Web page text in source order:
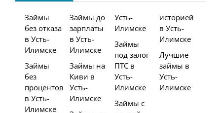
Займы
без отказа
в Усть-
Илимске
Займы
без
процентов
в Усть-
Илимске
Займы до
зарплаты
в Усть-
Илимске
Займы на
Киви в
Усть-
Илимске
Усть-
Илимске
Займы
под залог
ПТС в
Усть-
Илимске
Займы с
историей
в Усть-
Илимске
Лучшие
займы в
Усть-
Илимске